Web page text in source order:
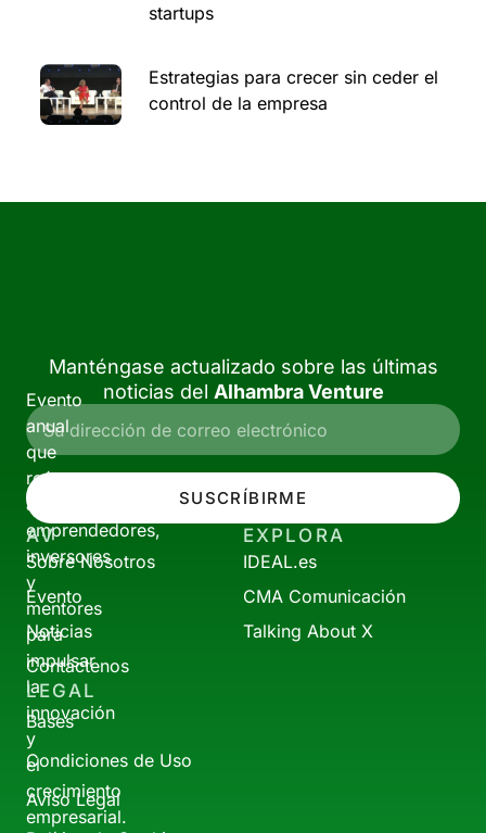
startups
Estrategias para crecer sin ceder el
control de la empresa
Evento
anual
que
reúne
a
emprendedores,
inversores
y
mentores
para
impulsar
la
innovación
y
el
crecimiento
empresarial.
Manténgase actualizado sobre las últimas
noticias del Alhambra Venture
SUSCRÍBIRME
AV
Sobre Nosotros
Evento
Noticias
Contáctenos
EXPLORA
IDEAL.es
CMA Comunicación
Talking About X
LEGAL
Bases
Condiciones de Uso
Aviso Legal